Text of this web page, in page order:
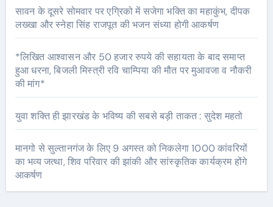
सावन के दूसरे सोमवार पर एग्रिको में सजेगा भक्ति का महाकुंभ, दीपक
लख्खा और स्नेहा सिंह राजपूत की भजन संध्या होगी आकर्षण
*लिखित आश्वासन और 50 हजार रुपये की सहायता के बाद समाप्त
हुआ धरना, बिजली मिस्त्री रवि चाम्पिया की मौत पर मुआवजा व नौकरी
की मांग*
युवा शक्ति ही झारखंड के भविष्य की सबसे बड़ी ताकत : सुदेश महतो
मानगो से सुल्तानगंज के लिए 9 अगस्त को निकलेगा 1000 कांवरियों
का भव्य जत्था, शिव परिवार की झांकी और सांस्कृतिक कार्यक्रम होंगे
आकर्षण